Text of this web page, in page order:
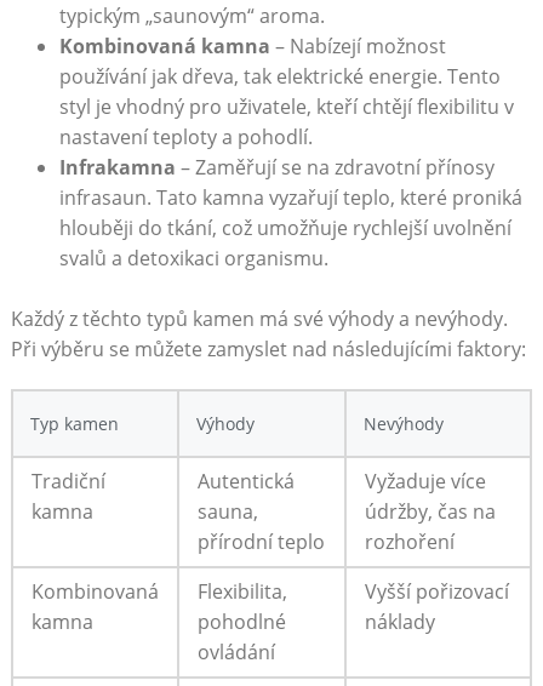
typickým „saunovým“ aroma.
Kombinovaná kamna – Nabízejí možnost
používání jak dřeva, tak elektrické energie. Tento
styl je vhodný pro uživatele, kteří chtějí flexibilitu v
nastavení teploty a pohodlí.
Infrakamna – Zaměřují se na zdravotní přínosy
infrasaun. Tato kamna vyzařují teplo, které proniká
hlouběji do tkání, což umožňuje rychlejší uvolnění
svalů a detoxikaci organismu.
Každý z těchto typů kamen má své výhody a nevýhody.
Při výběru se můžete zamyslet nad následujícími faktory:
Typ kamen Výhody Nevýhody
Tradiční
kamna
Autentická
sauna,
přírodní teplo
Vyžaduje více
údržby, čas na
rozhoření
Kombinovaná
kamna
Flexibilita,
pohodlné
ovládání
Vyšší pořizovací
náklady